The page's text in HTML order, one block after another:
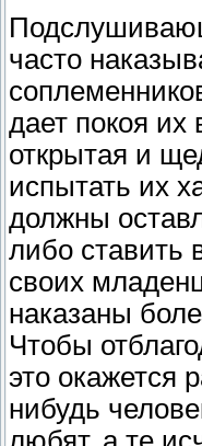
часто
дает покоя
открытая и
испытать их
должны
либо ставить
своих
наказаны
Чтобы
это окажется
нибудь